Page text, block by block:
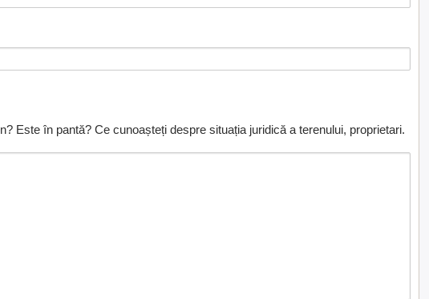
Este în pantă? Ce cunoașteți despre situația juridică a terenului, proprietari.